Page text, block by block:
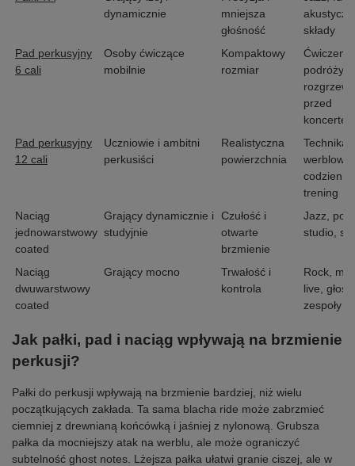
dynamicznie
mniejsza
głośność
składy
Pad perkusyjny
6 cali
Osoby ćwiczące
mobilnie
Kompaktowy
rozmiar
podróży,
przed
Pad perkusyjny
12 cali
Uczniowie i ambitni
perkusiści
Realistyczna
powierzchnia
Technika
werblowa,
codzienny
trening
Naciąg
jednowarstwowy
coated
Grający dynamicznie i
studyjnie
Czułość i
otwarte
brzmienie
Jazz, pop,
studio,
Naciąg
dwuwarstwowy
coated
Grający mocno
Trwałość i
kontrola
Rock,
live,
zespoły
Jak pałki, pad i naciąg wpływają na brzmienie
perkusji?
Pałki do perkusji wpływają na brzmienie bardziej, niż wielu
początkujących zakłada. Ta sama blacha ride może zabrzmieć
ciemniej z drewnianą końcówką i jaśniej z nylonową. Grubsza
pałka da mocniejszy atak na werblu, ale może ograniczyć
subtelność ghost notes. Lżejsza pałka ułatwi granie ciszej, ale w